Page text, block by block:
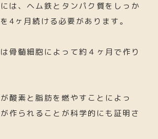
は、ヘム鉄とタンパク質をしっか
4ヶ月続ける必要があります。
骨髄細胞によって約４ヶ月で作り
酸素と脂肪を燃やすことによっ
作られることが科学的にも証明さ